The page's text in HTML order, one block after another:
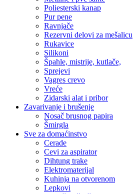
Poliesterski kanap
Pur pene
Ravnjače
Rezervni delovi za mešalicu
Rukavice
Silikoni
Špahle, mistrije, kutlače,
Sprejevi
Vagres crevo
Vreće
Zidarski alat i pribor
Zavarivanje i brušenje
Nosač brusnog papira
Šmirgla
Sve za domaćinstvo
Cerade
Cevi za aspirator
Dihtung trake
Elektromaterijal
Kuhinja na otvorenom
Lepkovi